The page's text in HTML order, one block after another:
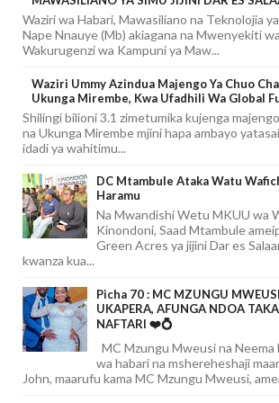
Waziri wa Habari, Mawasiliano na Teknolojia
Nape Nnauye (Mb) akiagana na Mwenyekiti
Wakurugenzi wa Kampuni ya Maw...
Waziri Ummy Azindua Majengo Ya Chuo
Ukunga Mirembe, Kwa Ufadhili Wa Global
Shilingi bilioni 3.1 zimetumika kujenga
na Ukunga Mirembe mjini hapa ambayo
idadi ya wahitimu...
DC Mtambule Ataka Watu
Haramu
Na Mwandishi Wetu MKUU wa
Kinondoni, Saad Mtambule
Green Acres ya jijini Dar es
kwanza kua...
Picha 70 : MC MZUNGU
UKAPERA, AFUNGA NDOA
NAFTARI ❤️💍
MC Mzungu Mweusi na
wa habari na mshereheshaji
John, maarufu kama MC Mzungu Mweusi,